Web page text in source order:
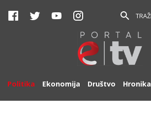
TRAŽI
Politika Ekonomija Društvo Hronika